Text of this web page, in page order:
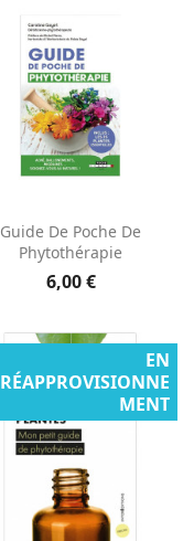
Guide De Poche De
Phytothérapie
6,00 €
EN
RÉAPPROVISIONNE
MENT